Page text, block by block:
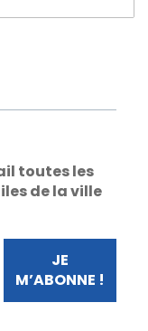
toutes les
de la ville